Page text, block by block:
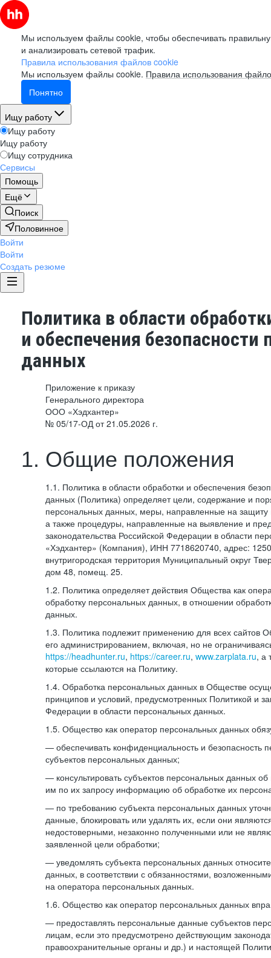
Мы используем файлы cookie, чтобы обеспечивать
и анализировать сетевой трафик.
Правила использования файлов cookie
Мы используем файлы cookie. Правила использования
Понятно
Ищу работу
Ищу работу
Ищу работу
Ищу сотрудника
Сервисы
Помощь
Ещё
Поиск
Половинное
Войти
Войти
Создать резюме
Политика в области
и обеспечения безопасности
данных
Приложение к приказу
Генерального директора
ООО «Хэдхантер»
№ 05/17-ОД от 21.05.2026 г.
1. Общие положения
1.1. Политика в области обработки и обеспечения
данных (Политика) определяет цели, содержание и
персональных данных, меры, направленные на
а также процедуры, направленные на выявление и
законодательства Российской Федерации в области
«Хэдхантер» (Компания), ИНН 7718620740, адрес:
внутригородская территория Муниципальный округ
дом 48, помещ. 25.
1.2. Политика определяет действия Общества как
обработку персональных данных, в отношении
данных.
1.3. Политика подлежит применению для всех сайтов
его администрированием, включая, но не
https://headhunter.ru, https://career.ru, www.zarplata.ru, а
которые ссылаются на Политику.
1.4. Обработка персональных данных в Обществе
принципов и условий, предусмотренных Политикой и
Федерации в области персональных данных.
1.5. Общество как оператор персональных данных
— обеспечивать конфиденциальность и безопасность
субъектов персональных данных;
— консультировать субъектов персональных данных об
им по их запросу информацию об обработке их
— по требованию субъекта персональных данных
данные, блокировать или удалять их, если они
недостоверными, незаконно полученными или не
заявленной цели обработки;
— уведомлять субъекта персональных данных
данных, в соответствии с обязанностями,
на оператора персональных данных.
1.6. Общество как оператор персональных данных
— предоставлять персональные данные субъектов
лицам, если это предусмотрено действующим
правоохранительные органы и др.) и настоящей